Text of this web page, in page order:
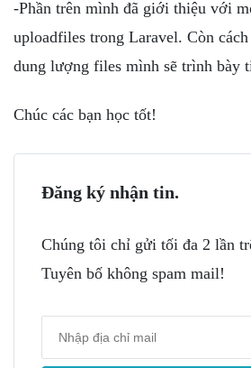
-Phần trên mình đã giới thiệu với
uploadfiles trong Laravel. Còn
dung lượng files mình sẽ trình bày
Chúc các bạn học tốt!
Đăng ký nhận tin.
Chúng tôi chỉ gửi tối đa 2 lần
Tuyên bố không spam mail!